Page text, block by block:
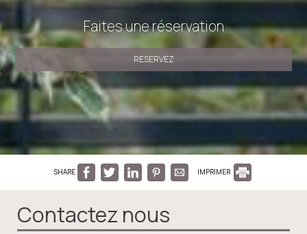
Faites une réservation
RESERVEZ
SHARE IMPRIMER
Contactez nous